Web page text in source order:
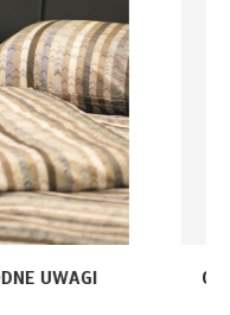
– JAKIE ELEMENTY